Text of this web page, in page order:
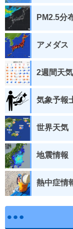
PM2.5分
アメダス
2週間天気
気象予報
世界天気
地震情報
熱中症情